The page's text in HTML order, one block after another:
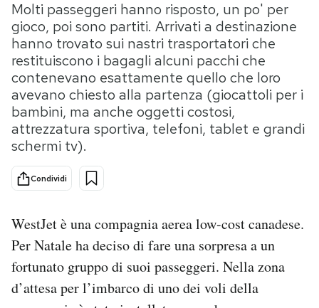
PODCAST
NEWSLETTER
I MIEI PREFERITI
SHOP
CALENDARIO
AREA PERSONALE
Area Personale
Newsletter
Notifiche mobile
Molti passeggeri hanno risposto, un po' per
gioco, poi sono partiti. Arrivati a destinazione
hanno trovato sui nastri trasportatori che
restituiscono i bagagli alcuni pacchi che
contenevano esattamente quello che loro
avevano chiesto alla partenza (giocattoli per i
bambini, ma anche oggetti costosi,
attrezzatura sportiva, telefoni, tablet e grandi
schermi tv).
Condividi
WestJet è una compagnia aerea low-cost canadese.
Per Natale ha deciso di fare una sorpresa a un
fortunato gruppo di suoi passeggeri. Nella zona
d’attesa per l’imbarco di uno dei voli della